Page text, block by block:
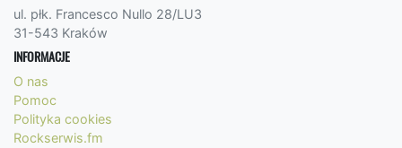
ul. płk. Francesco Nullo 28/LU3
31-543 Kraków
INFORMACJE
O nas
Pomoc
Polityka cookies
Rockserwis.fm